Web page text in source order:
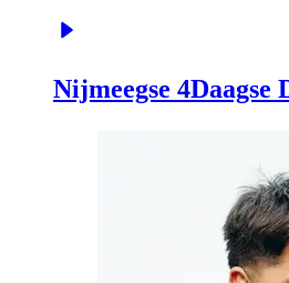
Nijmeegse 4Daagse